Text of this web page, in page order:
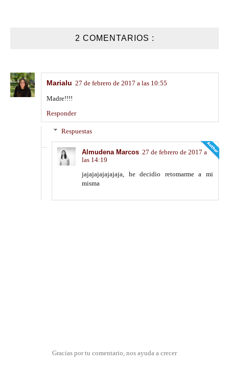
2 COMENTARIOS :
Marialu 27 de febrero de 2017 a las 10:55
Madre!!!!
Responder
Respuestas
Almudena Marcos 27 de febrero de 2017 a
las 14:19
jajajajajajajaja, he decidio retomarme a mi
misma
Gracias por tu comentario, nos ayuda a crecer